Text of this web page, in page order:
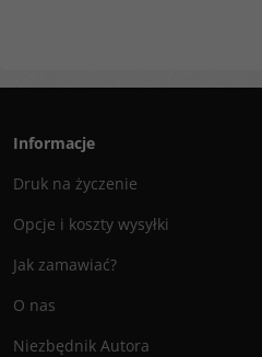
Informacje
Druk na życzenie
Opcje i koszty wysyłki
Jak zamawiać?
O nas
Niezbędnik Autora